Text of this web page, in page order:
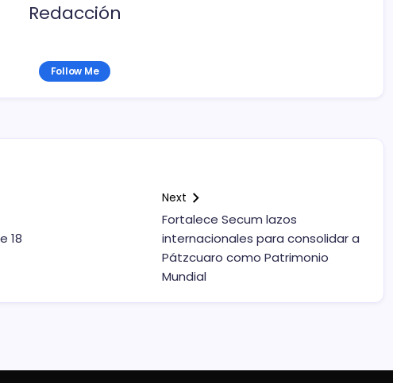
Redacción
Follow Me
18
Next
Fortalece Secum lazos
internacionales para consolidar a
Pátzcuaro como Patrimonio
Mundial